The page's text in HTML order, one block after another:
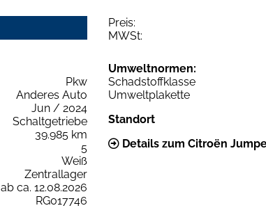
Preis:
MWSt:
Pkw
Anderes Auto
Jun / 2024
Schaltgetriebe
39.985 km
5
Weiß
Zentrallager
ab ca. 12.08.2026
RG017746
Umweltnormen:
Schadstoffklasse
Umweltplakette
Standort
Details zum Citroën